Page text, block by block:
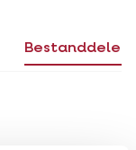
Bestanddelen